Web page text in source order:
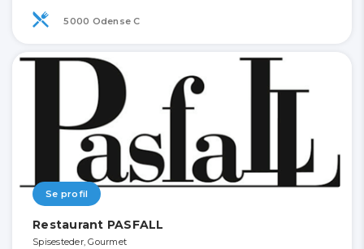
5000 Odense C
Se profil
Restaurant PASFALL
Spisesteder, Gourmet